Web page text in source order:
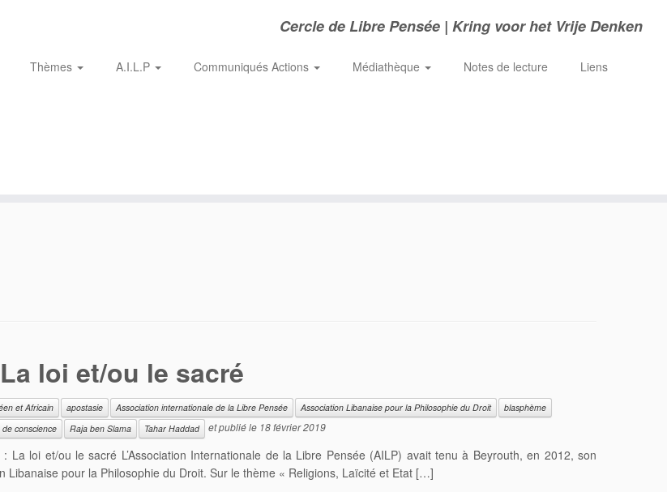
Cercle de Libre Pensée | Kring voor het Vrije Denken
Thèmes A.I.L.P Communiqués Actions Médiathèque Notes de lecture
Liens
loi et/ou le sacré
et Africain apostasie Association internationale de la Libre Pensée Association Libanaise pour la Philosophie du Droit
blasphème
conscience Raja ben Slama Tahar Haddad et publié le 18 février 2019
loi et/ou le sacré L’Association Internationale de la Libre Pensée (AILP) avait tenu à Beyrouth, en 2012, son
Libanaise pour la Philosophie du Droit. Sur le thème « Religions, Laïcité et Etat […]